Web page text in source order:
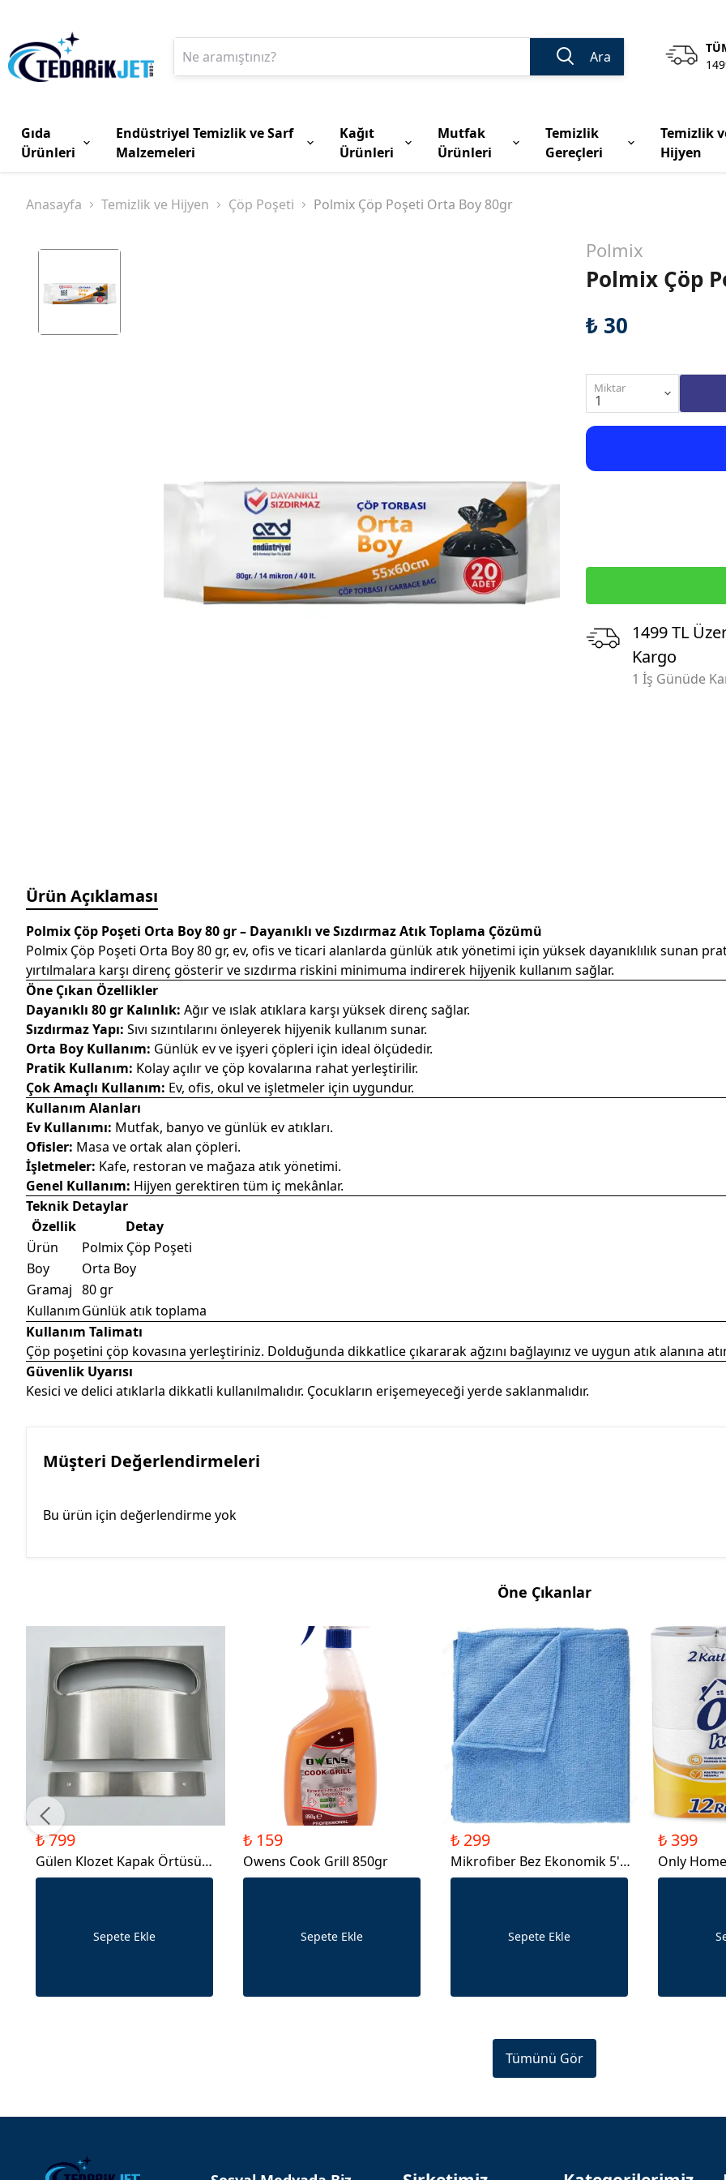
Ara
Gıda
Ürünleri
Endüstriyel Temizlik ve Sarf
Malzemeleri
Kağıt
Ürünleri
Mutfak
Ürünleri
Temizlik
Gereçleri
Temizlik
Hijyen
Anasayfa Temizlik ve Hijyen Çöp Poşeti Polmix Çöp Poşeti Orta Boy 80gr
Polmix
Polmix Çöp
₺ 30
Miktar
1499 TL
Kargo
1 İş Günüde
Ürün Açıklaması
Polmix Çöp Poşeti Orta Boy 80 gr – Dayanıklı ve Sızdırmaz Atık Toplama Çözümü
Polmix Çöp Poşeti Orta Boy 80 gr, ev, ofis ve ticari alanlarda günlük atık yönetimi için yüksek dayanıklılık sunan
yırtılmalara karşı direnç gösterir ve sızdırma riskini minimuma indirerek hijyenik kullanım sağlar.
Öne Çıkan Özellikler
Dayanıklı 80 gr Kalınlık: Ağır ve ıslak atıklara karşı yüksek direnç sağlar.
Sızdırmaz Yapı: Sıvı sızıntılarını önleyerek hijyenik kullanım sunar.
Orta Boy Kullanım: Günlük ev ve işyeri çöpleri için ideal ölçüdedir.
Pratik Kullanım: Kolay açılır ve çöp kovalarına rahat yerleştirilir.
Çok Amaçlı Kullanım: Ev, ofis, okul ve işletmeler için uygundur.
Kullanım Alanları
Ev Kullanımı: Mutfak, banyo ve günlük ev atıkları.
Ofisler: Masa ve ortak alan çöpleri.
İşletmeler: Kafe, restoran ve mağaza atık yönetimi.
Genel Kullanım: Hijyen gerektiren tüm iç mekânlar.
Teknik Detaylar
Özellik
Detay
Ürün
Polmix Çöp Poşeti
Boy
Orta Boy
Gramaj 80 gr
KullanımGünlük atık toplama
Kullanım Talimatı
Çöp poşetini çöp kovasına yerleştiriniz. Dolduğunda dikkatlice çıkararak ağzını bağlayınız ve uygun atık alanına
Güvenlik Uyarısı
Kesici ve delici atıklarla dikkatli kullanılmalıdır. Çocukların erişemeyeceği yerde saklanmalıdır.
Müşteri Değerlendirmeleri
Bu ürün için değerlendirme yok
Öne Çıkanlar
₺ 799
Gülen Klozet Kapak Örtüsü
Aparatı
Sepete Ekle
₺ 159
Owens Cook Grill 850gr
Sepete Ekle
₺ 299
Mikrofiber Bez Ekonomik 5'li
40X40 CM
Sepete Ekle
₺ 399
Only
Katlı 12'li
Tümünü Gör